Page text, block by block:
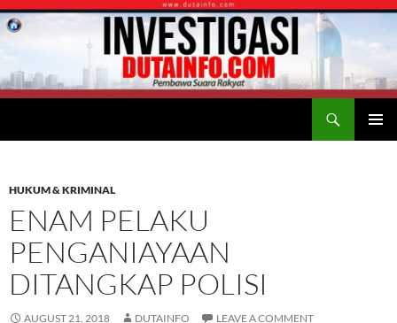
HUKUM & KRIMINAL
ENAM PELAKU
PENGANIAYAAN
DITANGKAP POLISI
AUGUST 21, 2018 DUTAINFO LEAVE A COMMENT